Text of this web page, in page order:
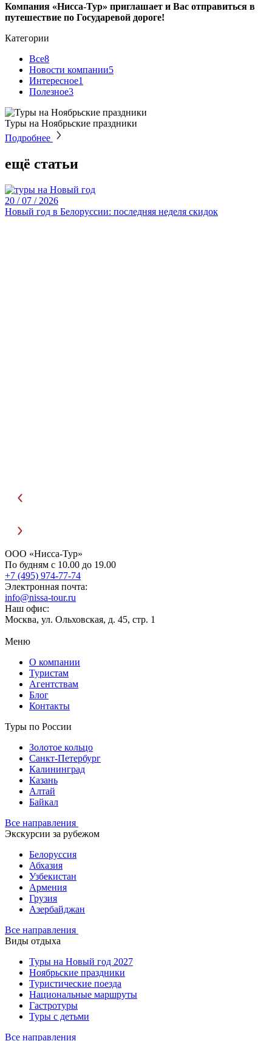
Компания «Нисса-Тур» приглашает и Вас отправиться в
путешествие по Государевой дороге!
Категории
Все8
Новости компании5
Интересное1
Полезное3
Туры на Ноябрьские праздники
Подробнее
ещё статьи
20 / 07 / 2026
Новый год в Белоруссии: последняя неделя скидок
ООО «Нисса-Тур»
По будням с 10.00 до 19.00
+7 (495) 974-77-74
Электронная почта:
info@nissa-tour.ru
Наш офис:
Москва, ул. Ольховская, д. 45, стр. 1
Меню
О компании
Туристам
Агентствам
Блог
Контакты
Туры по России
Золотое кольцо
Санкт-Петербург
Калининград
Казань
Алтай
Байкал
Все направления
Экскурсии за рубежом
Белоруссия
Абхазия
Узбекистан
Армения
Грузия
Азербайджан
Все направления
Виды отдыха
Туры на Новый год 2027
Ноябрьские праздники
Туристические поезда
Национальные маршруты
Гастротуры
Туры с детьми
Все направления